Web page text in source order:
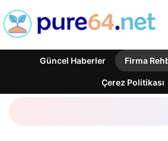
Güncel Haberler Firma
Çerez Politikası